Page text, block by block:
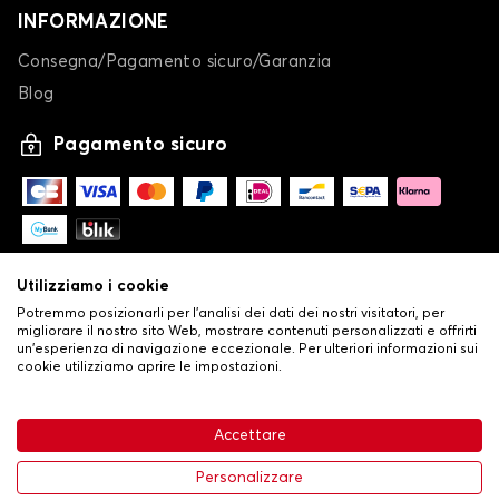
66,08 €
-35% 101,66 €
Aggiungi al carrello
INFORMAZIONE
Consegna/Pagamento sicuro/Garanzia
Blog
Pagamento sicuro
Condizioni generali di vendita•
Politica sulla privacy e sui cookie•Livraison
Utilizziamo i cookie
Potremmo posizionarli per l'analisi dei dati dei nostri visitatori, per
migliorare il nostro sito Web, mostrare contenuti personalizzati e offrirti
un'esperienza di navigazione eccezionale. Per ulteriori informazioni sui
cookie utilizziamo aprire le impostazioni.
Accettare
Personalizzare